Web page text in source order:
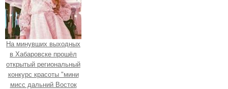
На минувших выходных
в Хабаровске прошёл
открытый региональный
конкурс красоты "мини
мисс дальний Восток